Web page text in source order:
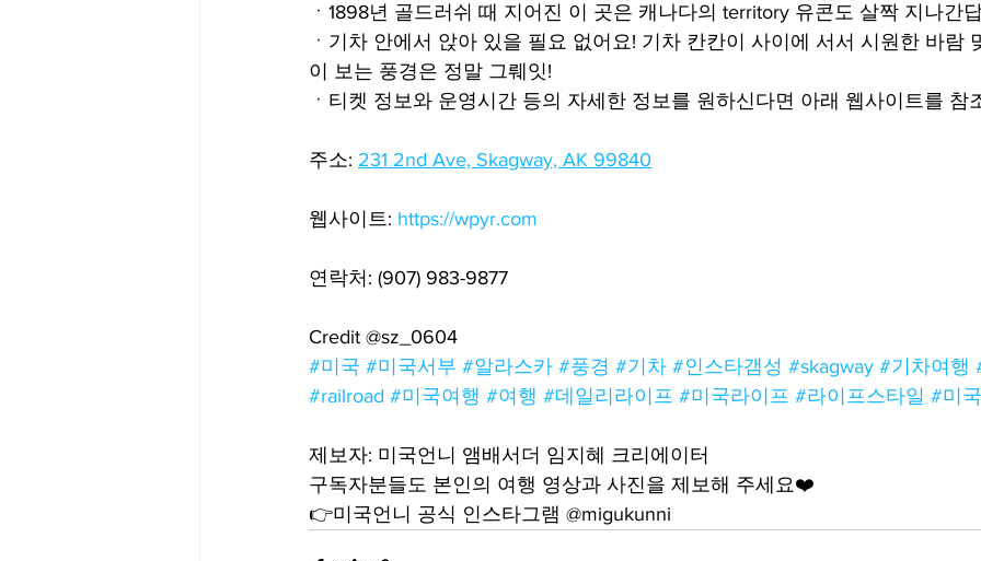
ㆍ1898년 골드러쉬 때 지어진 이 곳은 캐나다의 territory 유콘도 살짝 지나간
ㆍ기차 안에서 앉아 있을 필요 없어요! 기차 칸칸이 사이에 서서 시원한 바람
이 보는 풍경은 정말 그뤠잇!
ㆍ티켓 정보와 운영시간 등의 자세한 정보를 원하신다면 아래 웹사이트를 참
주소: 231 2nd Ave, Skagway, AK 99840
웹사이트: https://wpyr.com
연락처: (907) 983-9877
Credit @sz_0604
#미국 #미국서부 #알라스카 #풍경 #기차 #인스타갬성 #skagway #기차여행
#railroad #미국여행 #여행 #데일리라이프 #미국라이프 #라이프스타일 #미
제보자: 미국언니 앰배서더 임지혜 크리에이터
구독자분들도 본인의 여행 영상과 사진을 제보해 주세요❤️
👉미국언니 공식 인스타그램 @migukunni